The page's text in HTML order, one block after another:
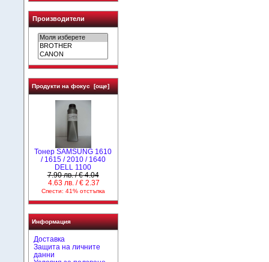
Производители
Продукти на фокус [още]
Тонер SAMSUNG 1610
/ 1615 / 2010 / 1640
DELL 1100
7.90 лв. / € 4.04
4.63 лв. / € 2.37
Спести: 41% отстъпка
Информация
Доставка
Защита на личните
данни